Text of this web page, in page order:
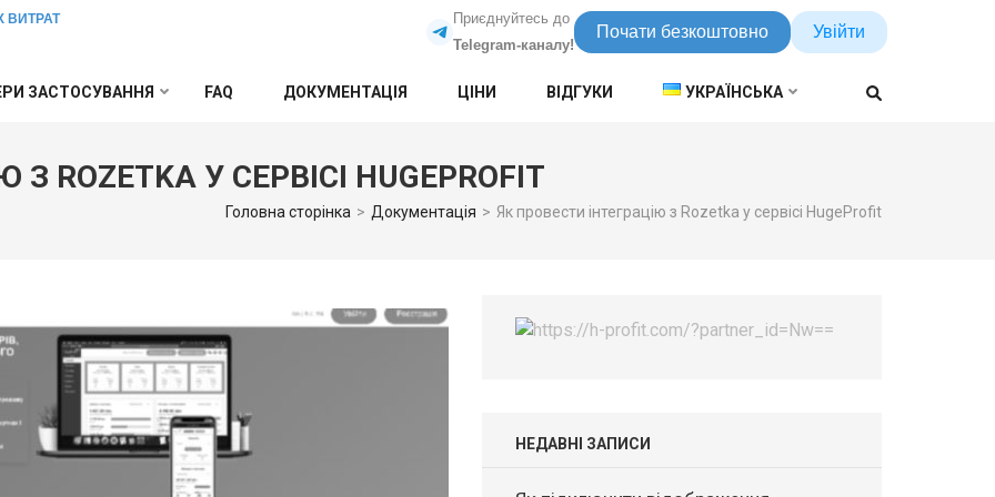
ВИТРАТ
Приєднуйтесь до
Telegram-каналу!
Почати безкоштовно Увійти
ЗАСТОСУВАННЯ FAQ ДОКУМЕНТАЦІЯ ЦІНИ ВІДГУКИ УКРАЇНСЬКА
ROZETKA У СЕРВІСІ HUGEPROFIT
Головна сторінка > Документація > Як провести інтеграцію з Rozetka у сервісі HugeProfit
НЕДАВНІ ЗАПИСИ